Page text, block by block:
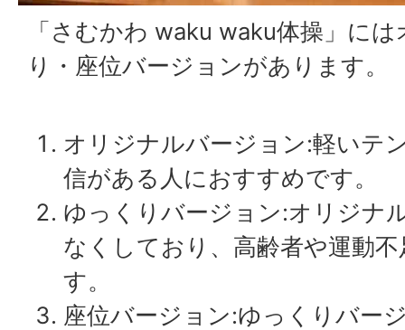
「さむかわ waku waku体操」に
り・座位バージョンがあります。
オリジナルバージョン:軽いテ
信がある人におすすめです。
ゆっくりバージョン:オリジナ
なくしており、高齢者や運動
す。
座位バージョン:ゆっくりバー